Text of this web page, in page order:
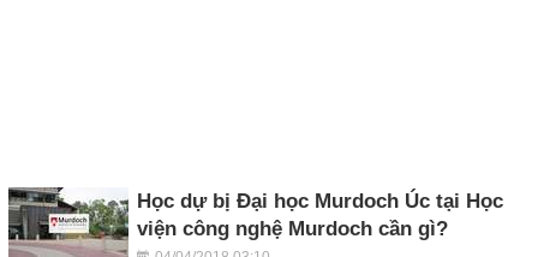
Học dự bị Đại học Murdoch Úc tại Học
viện công nghệ Murdoch cần gì?